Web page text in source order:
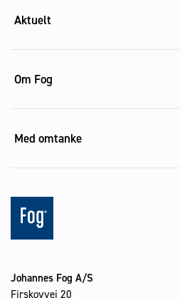
Aktuelt
Om Fog
Med omtanke
Johannes Fog A/S
Firskovvej 20